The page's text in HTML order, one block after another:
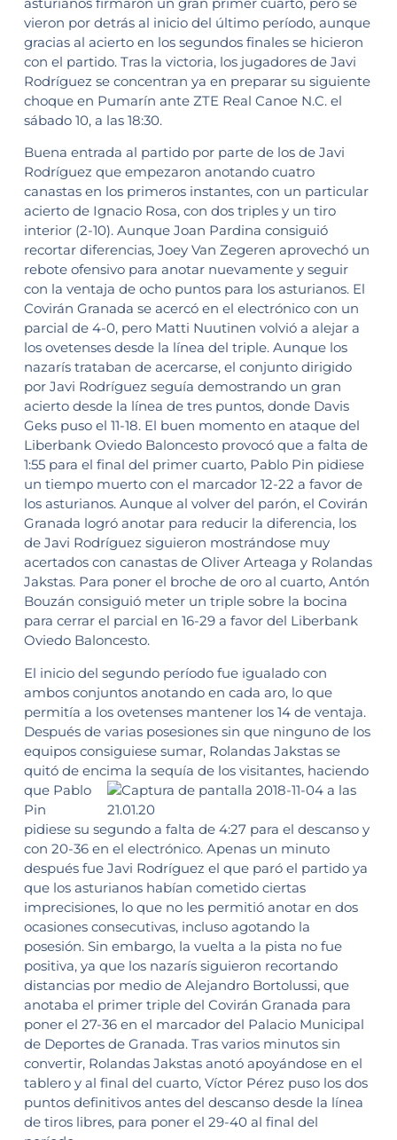
vieron por detrás al inicio del último período, aunque
gracias al acierto en los segundos finales se hicieron
con el partido. Tras la victoria, los jugadores de Javi
Rodríguez se concentran ya en preparar su siguiente
choque en Pumarín ante ZTE Real Canoe N.C. el
sábado 10, a las 18:30.
Buena entrada al partido por parte de los de Javi
Rodríguez que empezaron anotando cuatro
canastas en los primeros instantes, con un particular
acierto de Ignacio Rosa, con dos triples y un tiro
interior (2-10). Aunque Joan Pardina consiguió
recortar diferencias, Joey Van Zegeren aprovechó un
rebote ofensivo para anotar nuevamente y seguir
con la ventaja de ocho puntos para los asturianos. El
Covirán Granada se acercó en el electrónico con un
parcial de 4-0, pero Matti Nuutinen volvió a alejar a
los ovetenses desde la línea del triple. Aunque los
nazarís trataban de acercarse, el conjunto dirigido
por Javi Rodríguez seguía demostrando un gran
acierto desde la línea de tres puntos, donde Davis
Geks puso el 11-18. El buen momento en ataque del
Liberbank Oviedo Baloncesto provocó que a falta de
1:55 para el final del primer cuarto, Pablo Pin pidiese
un tiempo muerto con el marcador 12-22 a favor de
los asturianos. Aunque al volver del parón, el Covirán
Granada logró anotar para reducir la diferencia, los
de Javi Rodríguez siguieron mostrándose muy
acertados con canastas de Oliver Arteaga y Rolandas
Jakstas. Para poner el broche de oro al cuarto, Antón
Bouzán consiguió meter un triple sobre la bocina
para cerrar el parcial en 16-29 a favor del Liberbank
Oviedo Baloncesto.
El inicio del segundo período fue igualado con
ambos conjuntos anotando en cada aro, lo que
permitía a los ovetenses mantener los 14 de ventaja.
Después de varias posesiones sin que ninguno de los
equipos consiguiese sumar, Rolandas Jakstas se
quitó de encima la sequía de los visitantes, haciendo
que Pablo
Pin
pidiese su segundo a falta de 4:27 para el descanso y
con 20-36 en el electrónico. Apenas un minuto
después fue Javi Rodríguez el que paró el partido ya
que los asturianos habían cometido ciertas
imprecisiones, lo que no les permitió anotar en dos
ocasiones consecutivas, incluso agotando la
posesión. Sin embargo, la vuelta a la pista no fue
positiva, ya que los nazarís siguieron recortando
distancias por medio de Alejandro Bortolussi, que
anotaba el primer triple del Covirán Granada para
poner el 27-36 en el marcador del Palacio Municipal
de Deportes de Granada. Tras varios minutos sin
convertir, Rolandas Jakstas anotó apoyándose en el
tablero y al final del cuarto, Víctor Pérez puso los dos
puntos definitivos antes del descanso desde la línea
de tiros libres, para poner el 29-40 al final del